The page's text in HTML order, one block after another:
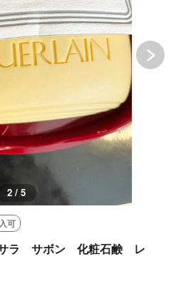
2 / 5
可
ラ サボン 化粧石鹸 レ